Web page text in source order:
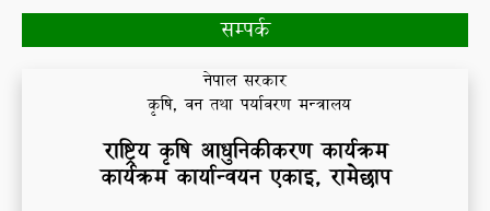
सम्पर्क
नेपाल सरकार
कृषि, वन तथा पर्यावरण मन्त्रालय
राष्ट्रियकृषि आधुनिकीकरण कार्यक्रम
कार्यक्रम कार्यान्वयन एकाइ, रामेछाप